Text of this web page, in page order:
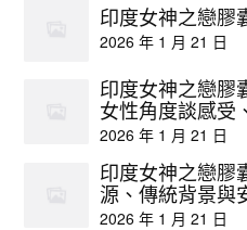
印度女神之戀膠
2026 年 1 月 21 日
印度女神之戀膠
女性角度談感受
2026 年 1 月 21 日
印度女神之戀膠
源、傳統背景與
2026 年 1 月 21 日